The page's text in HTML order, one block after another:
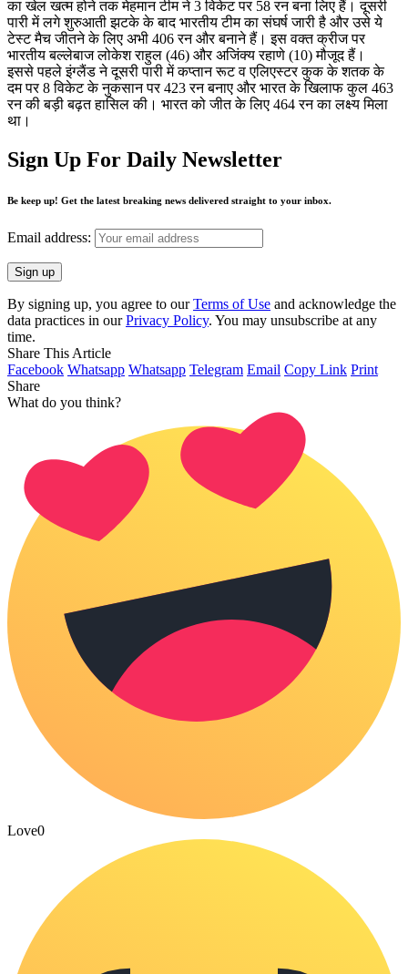
का खेल खत्म होने तक मेहमान टीम ने 3 विकेट पर 58 रन बना लिए हैं। दूसरी
पारी में लगे शुरुआती झटके के बाद भारतीय टीम का संघर्ष जारी है और उसे ये
टेस्ट मैच जीतने के लिए अभी 406 रन और बनाने हैं। इस वक्त क्रीज पर
भारतीय बल्लेबाज लोकेश राहुल (46) और अजिंक्य रहाणे (10) मौजूद हैं।
इससे पहले इंग्लैंड ने दूसरी पारी में कप्तान रूट व एलिएस्टर कुक के शतक के
दम पर 8 विकेट के नुकसान पर 423 रन बनाए और भारत के खिलाफ कुल 463
रन की बड़ी बढ़त हासिल की। भारत को जीत के लिए 464 रन का लक्ष्य मिला
था।
Sign Up For Daily Newsletter
Be keep up! Get the latest breaking news delivered straight to your inbox.
Email address:
By signing up, you agree to ourTerms of Use and acknowledge the
data practices in ourPrivacy Policy. You may unsubscribe at any
time.
Share This Article
Facebook Whatsapp Whatsapp Telegram Email Copy Link Print
Share
What do you think?
Love0